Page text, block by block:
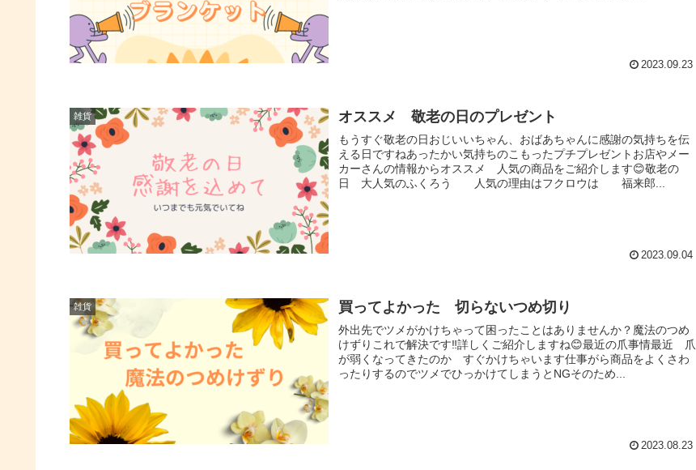
2023.09.23
雑貨 オススメ 敬老の日のプレゼント
もうすぐ敬老の日おじいいちゃん、おばあちゃんに感謝の気持ちを伝
える日ですねあったかい気持ちのこもったプチプレゼントお店やメー
カーさんの情報からオススメ 人気の商品をご紹介します😊敬老の
日 大人気のふくろう 人気の理由はフクロウは 福来郎...
2023.09.04
雑貨 買ってよかった 切らないつめ切り
外出先でツメがかけちゃって困ったことはありませんか？魔法のつめ
けずりこれで解決です‼️詳しくご紹介しますね😊最近の爪事情最近 爪
が弱くなってきたのか すぐかけちゃいます仕事がら商品をよくさわ
ったりするのでツメでひっかけてしまうとNGそのため...
2023.08.23